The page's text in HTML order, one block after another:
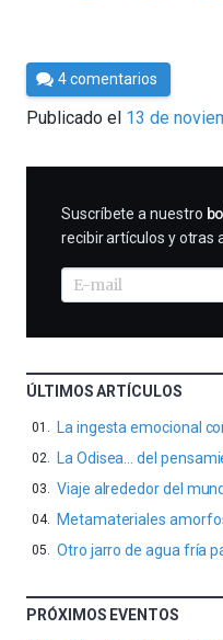
Por
César
Tomé
4 comentarios
Publicado el 13 de
SUSCRIBIRME
Suscríbete a nuestro
recibir artículos y otras
ÚLTIMOS ARTÍCULOS
La ingesta emocional
La Odisea… del
Viaje alrededor del
Metamateriales
Otro jarro de agua fría
PRÓXIMOS EVENTOS